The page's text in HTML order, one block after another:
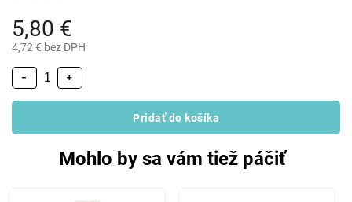
5,80 €
4,72 € bez DPH
+
−
Pridať do košíka
Mohlo by sa vám tiež páčiť